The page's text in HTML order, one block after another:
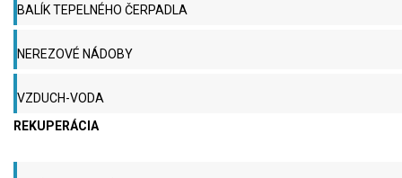
BALÍK TEPELNÉHO ČERPADLA
NEREZOVÉ NÁDOBY
VZDUCH-VODA
REKUPERÁCIA